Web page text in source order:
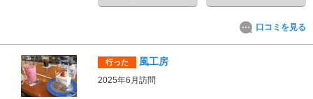
口コミを見る
行った 風工房
2025年6月訪問